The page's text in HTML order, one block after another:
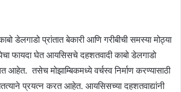
डेलगाडो प्रांतात बेकारी आणि गरीबीची समस्या मोठ्या
फायदा घेत आयसिसचे दहशतवादी काबो डेलगाडो
आहेत. तसेच मोझाम्बिकमध्ये वर्चस्व निर्माण करण्यासाठी
प्रयत्न करत आहेत. आयसिसच्या दहशतवाद्यांनी